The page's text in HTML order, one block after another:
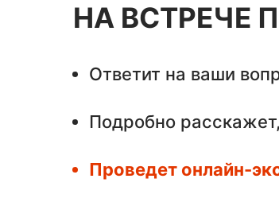
Ответит на ваши
Подробно
Проведет онлайн-
НА ВСТРЕЧЕ